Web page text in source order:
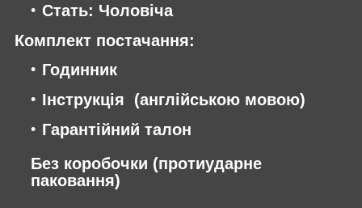
Стать: Чоловіча
Комплект постачання:
Годинник
Інструкція (англійською мовою)
Гарантійний талон
Без коробочки (протиударне
паковання)